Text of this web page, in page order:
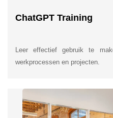
ChatGPT Training
Leer effectief gebruik te
werkprocessen en projecten.